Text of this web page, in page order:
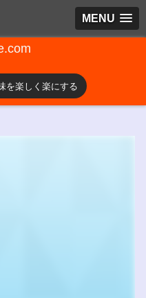
MENU
を楽しく楽にする